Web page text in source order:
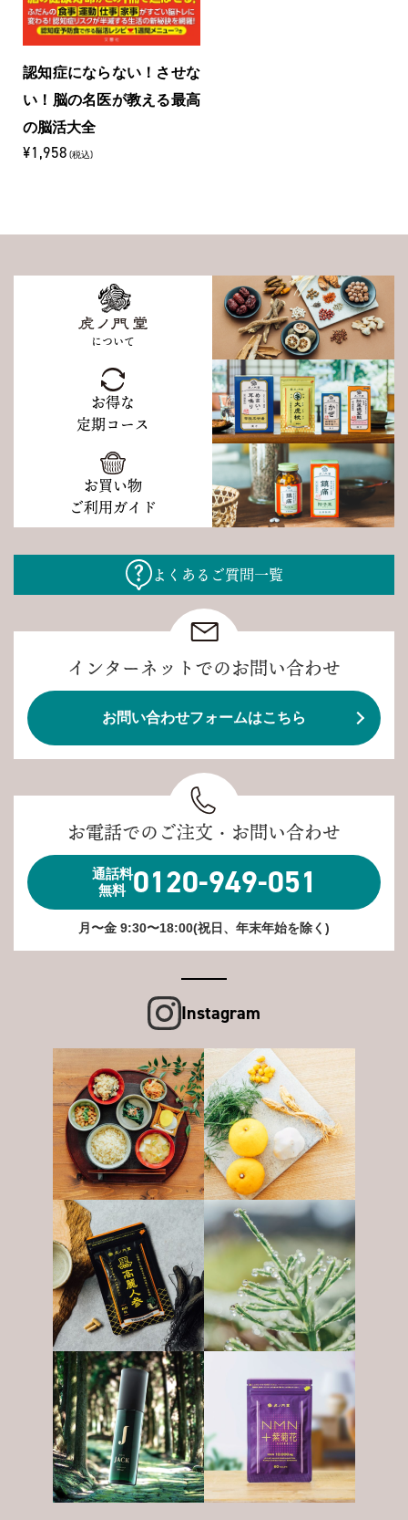
認知症にならない！させな
い！脳の名医が教える最高
の脳活大全
¥1,958 (税込)
について
お得な
定期コース
お買い物
ご利用ガイド
よくあるご質問一覧
インターネットでのお問い合わせ
お問い合わせフォームはこちら
お電話でのご注文・お問い合わせ
通話料
無料 0120-949-051
月〜金 9:30〜18:00(祝日、年末年始を除く)
Instagram